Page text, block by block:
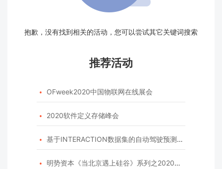
抱歉，没有找到相关的活动，您可以尝试其它关键词搜索
推荐活动
 OFweek2020中国物联网在线展会
 2020软件定义存储峰会
 基于INTERACTION数据集的自动驾驶预测模型挑战赛
 明势资本《当北京遇上硅谷》系列之2020年度开源峰会